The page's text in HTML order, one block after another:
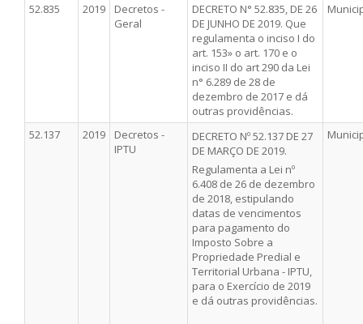
52.835 2019
Decretos -
Geral
DECRETO N° 52.835, DE 26
DE JUNHO DE 2019. Que
regulamenta o inciso I do
art. 153» o art. 170 e o
inciso II do art 290 da Lei
n° 6.289 de 28 de
dezembro de 2017 e dá
outras providências.
52.137 2019
Decretos -
IPTU
DECRETO Nº 52.137 DE 27
DE MARÇO DE 2019.
Regulamenta a Lei nº
6.408 de 26 de dezembro
de 2018, estipulando
datas de vencimentos
para pagamento do
Imposto Sobre a
Propriedade Predial e
Territorial Urbana - IPTU,
para o Exercício de 2019
e dá outras providências.